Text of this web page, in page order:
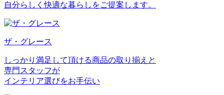
自分らしく快適な暮らしをご提案します。
ザ・グレース
しっかり満足して頂ける商品の取り揃えと
専門スタッフが
インテリア選びをお手伝い